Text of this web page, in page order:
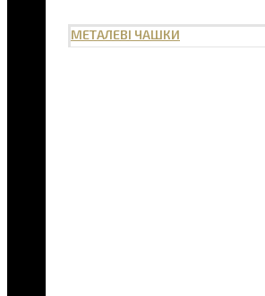
МЕТАЛЕВІ ЧАШКИ